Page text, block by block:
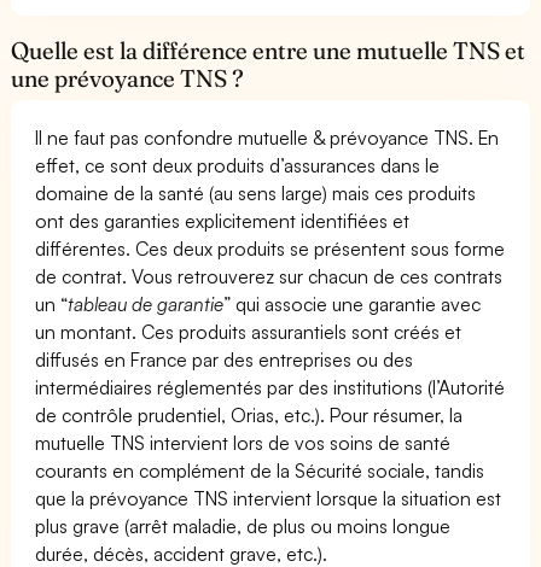
Quelle est la différence entre une mutuelle TNS et
une prévoyance TNS ?
Il ne faut pas confondre mutuelle & prévoyance TNS. En
effet, ce sont deux produits d’assurances dans le
domaine de la santé (au sens large) mais ces produits
ont des garanties explicitement identifiées et
différentes. Ces deux produits se présentent sous forme
de contrat. Vous retrouverez sur chacun de ces contrats
un “tableau de garantie” qui associe une garantie avec
un montant. Ces produits assurantiels sont créés et
diffusés en France par des entreprises ou des
intermédiaires réglementés par des institutions (l’Autorité
de contrôle prudentiel, Orias, etc.). Pour résumer, la
mutuelle TNS intervient lors de vos soins de santé
courants en complément de la Sécurité sociale, tandis
que la prévoyance TNS intervient lorsque la situation est
plus grave (arrêt maladie, de plus ou moins longue
durée, décès, accident grave, etc.).